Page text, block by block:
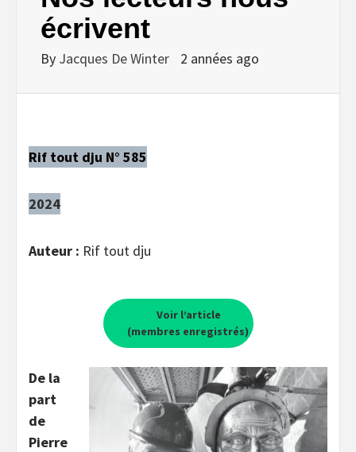
écrivent
By Jacques De Winter 2 années ago
Rif tout dju N° 585
2024
Auteur : Rif tout dju
Voir l’article
(membres enregistrés)
De la
part
de
Pierre